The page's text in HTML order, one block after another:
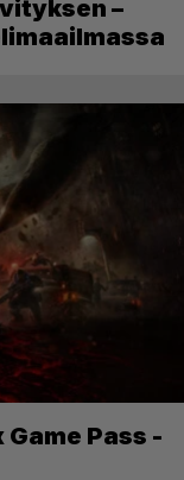
–
Pass -